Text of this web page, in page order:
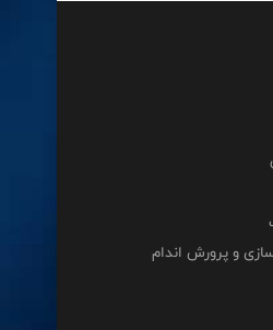
و پرورش اندام